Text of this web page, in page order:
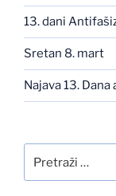
13. dani
Sretan 8. mart
Najava 13.